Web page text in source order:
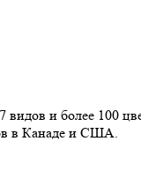
и более 100
в Канаде и США.